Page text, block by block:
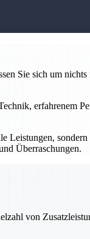
Sie sich um
erfahrenem
Leistungen,
Überraschungen.
von